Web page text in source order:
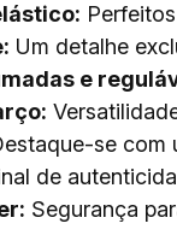
Um detalhe
e
se com
de
Segurança